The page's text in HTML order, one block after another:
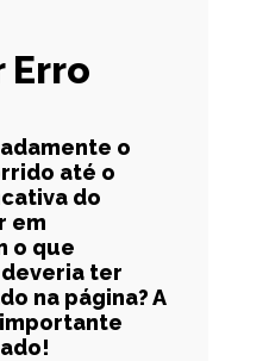
Erro
o
até o
do
em
o que
ter
na página? A